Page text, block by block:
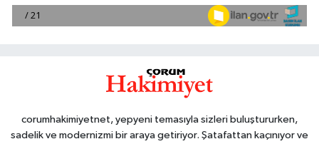
corumhakimiyetnet, yepyeni temasıyla sizleri buluştururken,
sadelik ve modernizmi bir araya getiriyor. Şatafattan kaçınıyor ve